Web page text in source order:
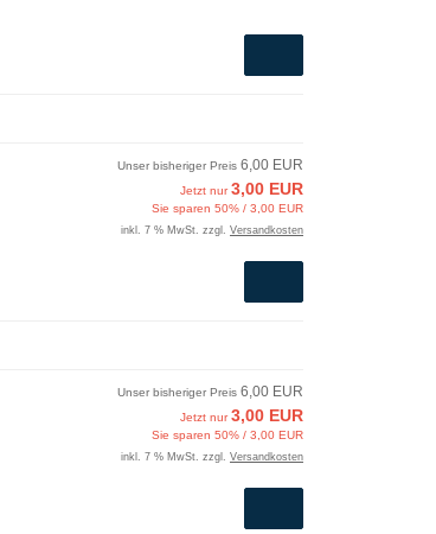
Unser bisheriger Preis 6,00 EUR
Jetzt nur3,00 EUR
Sie sparen 50% / 3,00 EUR
inkl. 7 % MwSt. zzgl. Versandkosten
Unser bisheriger Preis 6,00 EUR
Jetzt nur3,00 EUR
Sie sparen 50% / 3,00 EUR
inkl. 7 % MwSt. zzgl. Versandkosten